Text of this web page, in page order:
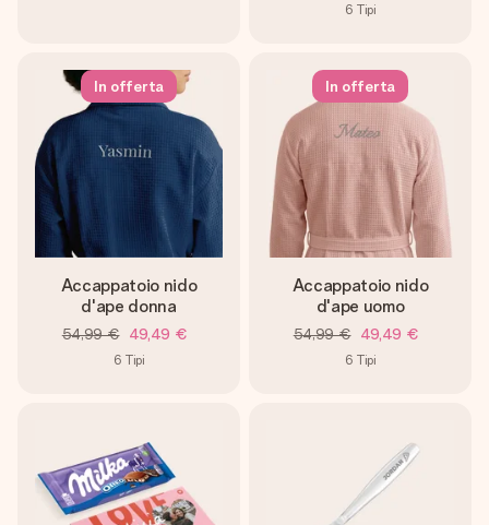
6 Tipi
In offerta
Accappatoio nido
d'ape donna
54,99 € 49,49 €
6 Tipi
In offerta
Accappatoio nido
d'ape uomo
54,99 € 49,49 €
6 Tipi